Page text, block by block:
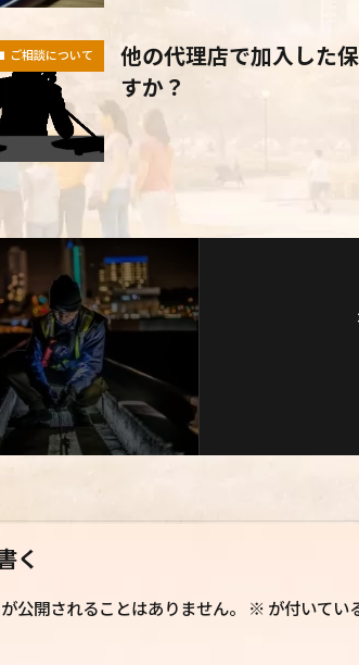
ご相談について
他の代理店で加入した
すか？
く
公開されることはありません。 ※ が付いてい